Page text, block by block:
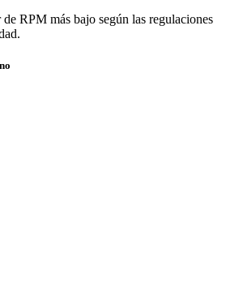
RPM más bajo según las regulaciones